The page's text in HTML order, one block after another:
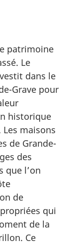
patrimoine
Le
dans le
Grave pour
historique
maisons
de Grande-
des
que l’on
de
qui
de la
Ce